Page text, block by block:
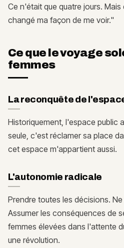
Ce n'était que quatre jours.
changé ma façon de me voir."
Ce que le voyage
femmes
La reconquête de
Historiquement, l'espace public
seule, c'est réclamer sa place
cet espace m'appartient aussi.
L'autonomie radicale
Prendre toutes les décisions.
Assumer les conséquences de
femmes élevées dans l'attente
une révolution.